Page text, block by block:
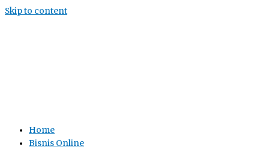
Skip to content
Home
Bisnis Online